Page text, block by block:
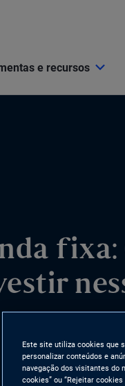
e recursos
fixa:
Este site utiliza cookies que
personalizar conteúdos e
navegação dos visitantes do
cookies” ou “Rejeitar